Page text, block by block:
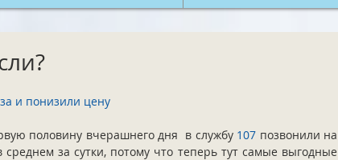
и понизили цену
половину вчерашнего дня  в службу 107 позвонили на
за сутки, потому что теперь тут самые выгодные